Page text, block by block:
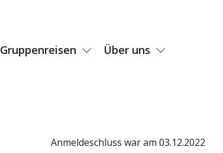
Gruppenreisen
Über uns
Anmeldeschluss war am 03.12.2022